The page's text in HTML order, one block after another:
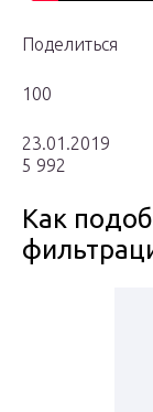
Поделиться
100
23.01.2019
5 992
Как